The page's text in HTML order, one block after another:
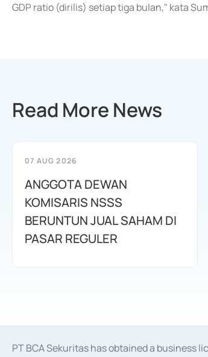
GDP ratio (dirilis) setiap tiga bulan," kata
Read More News
07 AUG 2026
ANGGOTA DEWAN
KOMISARIS NSSS
BERUNTUN JUAL SAHAM DI
PASAR REGULER
PT BCA Sekuritas has obtained a business